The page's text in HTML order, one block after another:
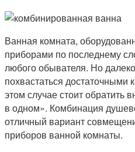
Ванная комната,
приборами по последнему
любого обывателя. Но
похвастаться
этом случае стоит обратить
в одном». Комбинация
отличный вариант
приборов ванной комнаты.